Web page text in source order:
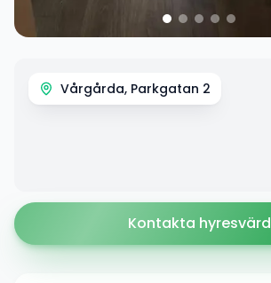
Vårgårda, Parkgatan 2
Kontakta hyresvärd